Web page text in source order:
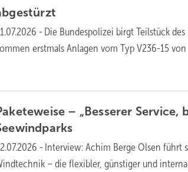
- Die Bundespolizei birgt Teilstück
erstmals Anlagen vom Typ V236-15 von
– „Besserer
- Interview: Achim Berge Olsen führt
– die flexibler, günstiger und